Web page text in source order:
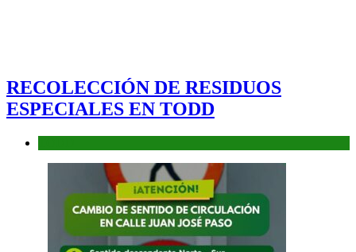
RECOLECCIÓN DE RESIDUOS
ESPECIALES EN TODD